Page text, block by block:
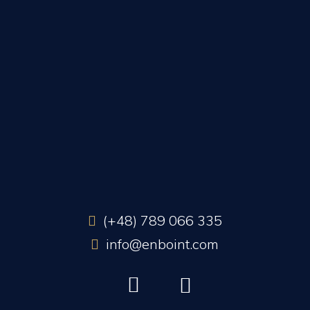
(+48) 789 066 335
info@enboint.com